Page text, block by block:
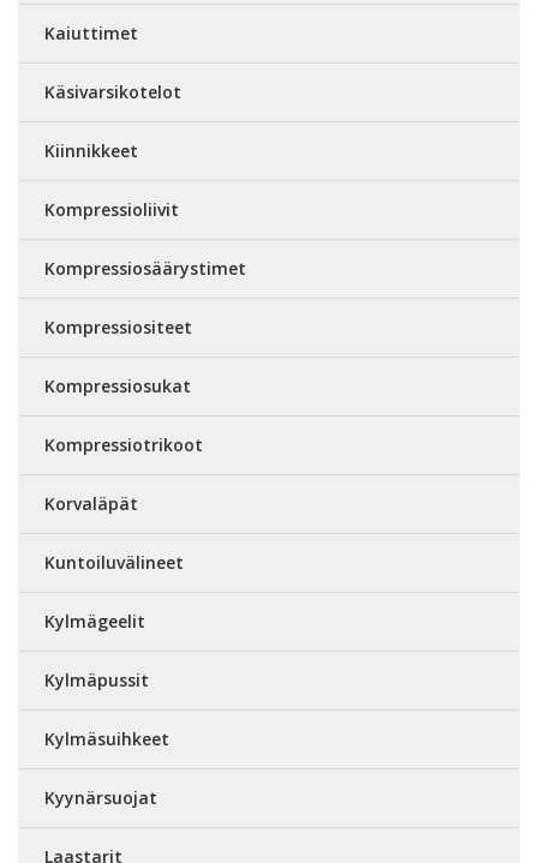
Kaiuttimet
Käsivarsikotelot
Kiinnikkeet
Kompressioliivit
Kompressiosäärystimet
Kompressiositeet
Kompressiosukat
Kompressiotrikoot
Korvaläpät
Kuntoiluvälineet
Kylmägeelit
Kylmäpussit
Kylmäsuihkeet
Kyynärsuojat
Laastarit